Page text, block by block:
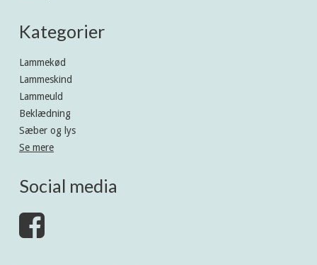
Kategorier
Lammekød
Lammeskind
Lammeuld
Beklædning
Sæber og lys
Se mere
Social media